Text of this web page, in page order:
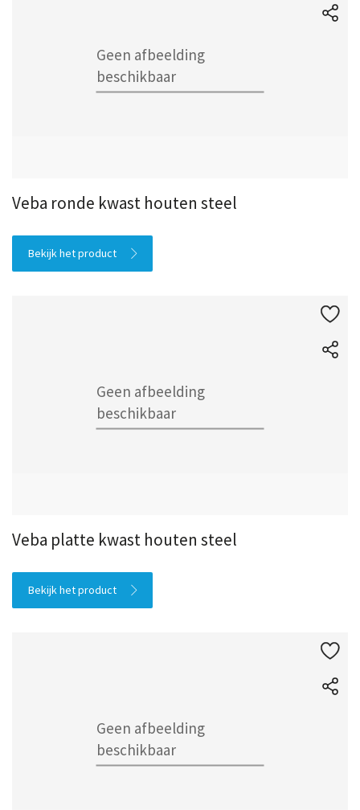
Veba ronde kwast houten steel
Bekijk het product
Veba platte kwast houten steel
Bekijk het product